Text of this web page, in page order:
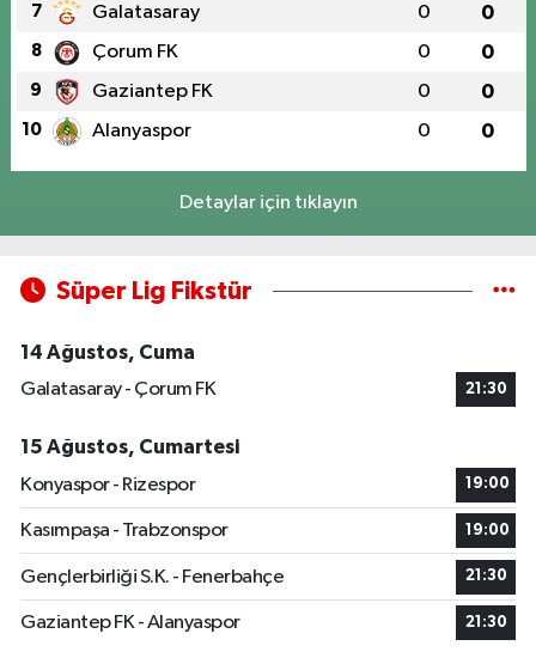
7 Galatasaray 0 0
8 Çorum FK 0 0
9 Gaziantep FK 0 0
10 Alanyaspor 0 0
Detaylar için tıklayın
Süper Lig Fikstür
14 Ağustos, Cuma
Galatasaray - Çorum FK
21:30
15 Ağustos, Cumartesi
Konyaspor - Rizespor
19:00
Kasımpaşa - Trabzonspor 19:00
Gençlerbirliği S.K. - Fenerbahçe 21:30
Gaziantep FK - Alanyaspor 21:30